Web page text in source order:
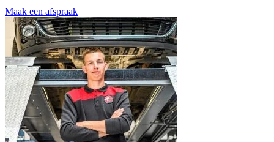
Maak een afspraak